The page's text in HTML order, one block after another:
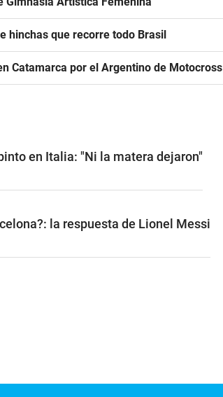
hinchas que recorre todo Brasil
Catamarca por el Argentino de Motocross
en Italia: "Ni la matera dejaron"
la respuesta de Lionel Messi